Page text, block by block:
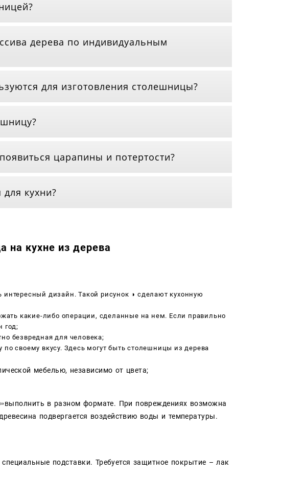
дерева по индивидуальным
для изготовления столешницы?
царапины и потертости?
кухни?
на кухне из дерева
дизайн. Такой рисунок ◑ сделают кухонную
какие-либо операции, сделанные на нем. Если правильно
год;
безвредная для человека;
своему вкусу. Здесь могут быть столешницы из дерева
мебелью, независимо от цвета;
в разном формате. При повреждениях возможна
подвергается воздействию воды и температуры.
подставки. Требуется защитное покрытие – лак